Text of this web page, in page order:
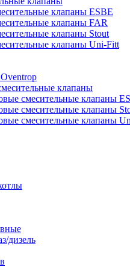
клапаны ESBE
клапаны FAR
клапаны Stout
клапаны Uni-Fitt
клапаны
смесительные клапаны
смесительные клапаны
смесительные клапаны
дизель